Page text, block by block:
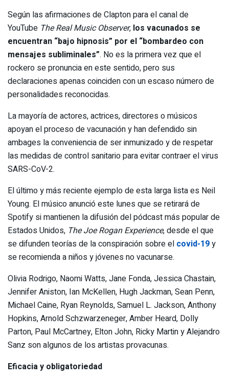
Según las afirmaciones de Clapton para el canal de
YouTube The Real Music Observer, los vacunados se
encuentran “bajo hipnosis” por el “bombardeo con
mensajes subliminales”. No es la primera vez que el
rockero se pronuncia en este sentido, pero sus
declaraciones apenas coinciden con un escaso número de
personalidades reconocidas.
La mayoría de actores, actrices, directores o músicos
apoyan el proceso de vacunación y han defendido sin
ambages la conveniencia de ser inmunizado y de respetar
las medidas de control sanitario para evitar contraer el virus
SARS-CoV-2.
El último y más reciente ejemplo de esta larga lista es Neil
Young. El músico anunció este lunes que se retirará de
Spotify si mantienen la difusión del pódcast más popular de
Estados Unidos, The Joe Rogan Experience, desde el que
se difunden teorías de la conspiración sobre el covid-19y
se recomienda a niños y jóvenes no vacunarse.
Olivia Rodrigo, Naomi Watts, Jane Fonda, Jessica Chastain,
Jennifer Aniston, Ian McKellen, Hugh Jackman, Sean Penn,
Michael Caine, Ryan Reynolds, Samuel L. Jackson, Anthony
Hopkins, Arnold Schzwarzeneger, Amber Heard, Dolly
Parton, Paul McCartney, Elton John, Ricky Martin y Alejandro
Sanz son algunos de los artistas provacunas.
Eficacia y obligatoriedad